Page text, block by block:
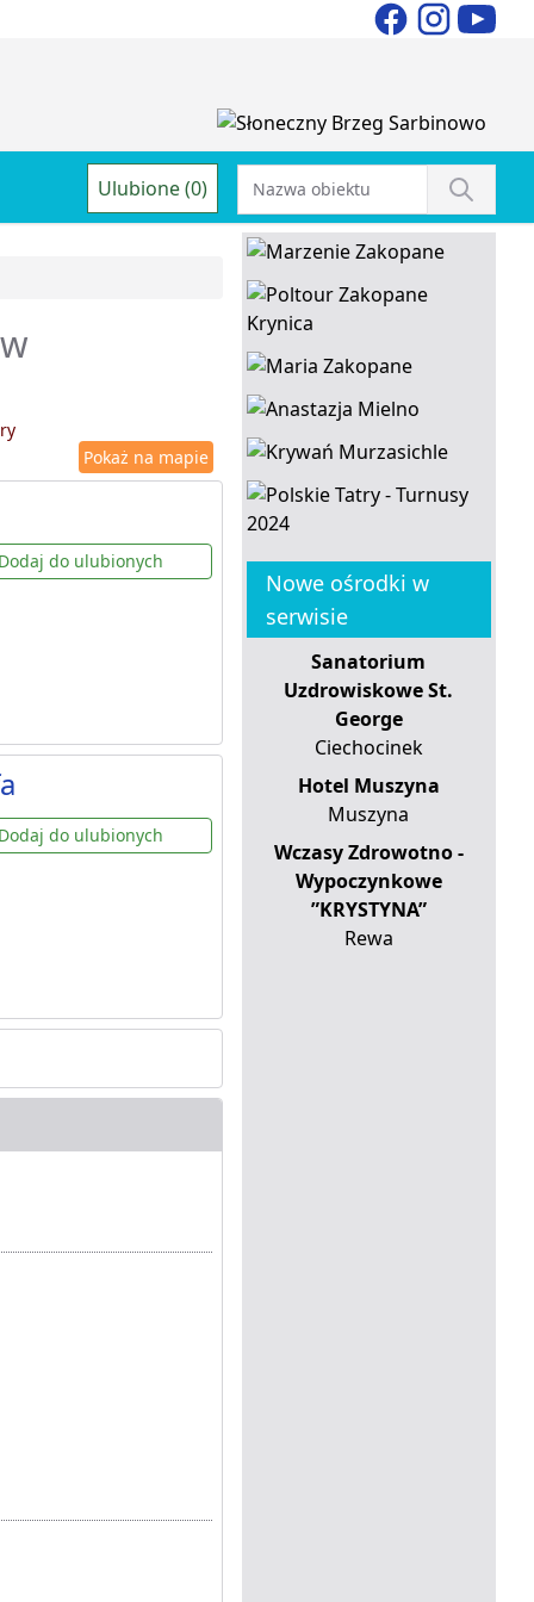
Ulubione (0)
Pokaż na mapie
Dodaj do ulubionych
Dodaj do ulubionych
Nowe ośrodki w
serwisie
Sanatorium
Uzdrowiskowe St.
George
Ciechocinek
Hotel Muszyna
Muszyna
Wczasy Zdrowotno -
Wypoczynkowe
”KRYSTYNA”
Rewa